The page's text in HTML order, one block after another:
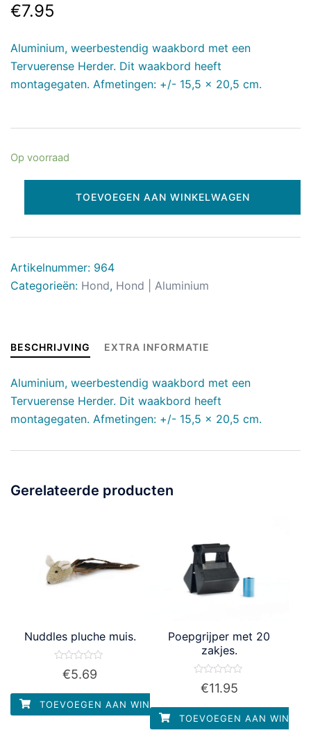
€7.95
Aluminium, weerbestendig waakbord met een
Tervuerense Herder. Dit waakbord heeft
montagegaten. Afmetingen: +/- 15,5 x 20,5 cm.
Op voorraad
TOEVOEGEN AAN WINKELWAGEN
Artikelnummer: 964
Categorieën: Hond, Hond | Aluminium
BESCHRIJVING EXTRA INFORMATIE
Aluminium, weerbestendig waakbord met een
Tervuerense Herder. Dit waakbord heeft
montagegaten. Afmetingen: +/- 15,5 x 20,5 cm.
Gerelateerde producten
Nuddles pluche muis.
Waardering
5
€5.69
TOEVOEGEN AAN WINKELWAGEN
Poepgrijper met 20
zakjes.
Waardering
5
€11.95
TOEVOEGEN AAN